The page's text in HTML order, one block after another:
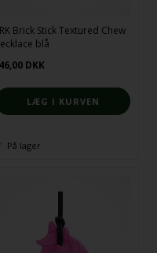
Brick Stick Textured Chew
blå
DKK
På lager